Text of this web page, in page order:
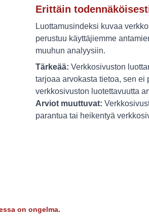
Erittäin
Luottamusindeksi kuvaa
perustuu käyttäjiemme
muuhun analyysiin.
Tärkeää: Verkkosivuston
tarjoaa arvokasta tietoa, sen ei
verkkosivuston luotettavuutta
Arviot muuttuvat:
parantua tai heikentyä
on ongelma.